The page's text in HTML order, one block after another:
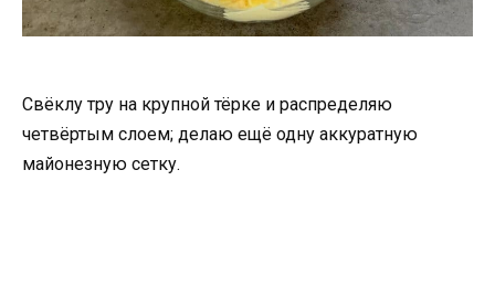
Свёклу тру на крупной тёрке и распределяю
четвёртым слоем; делаю ещё одну аккуратную
майонезную сетку.